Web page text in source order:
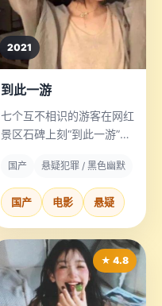
2021
到此一游
七个互不相识的游客在网红
景区石碑上刻“到此一游”
勒索内容是“刻了字的人必
须死一个”。
国产 悬疑犯罪 / 黑色幽默
国产 电影 悬疑
★ 4.8